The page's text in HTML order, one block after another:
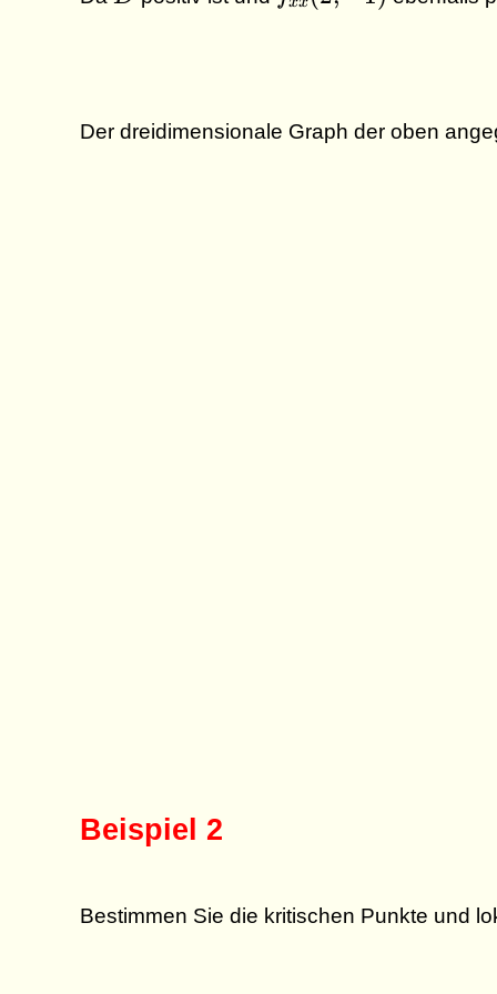
f_{xy}^2(2,-1)
(2,-1)
Der dreidimensionale Graph der oben
Beispiel 2
Bestimmen Sie die kritischen Punkte und